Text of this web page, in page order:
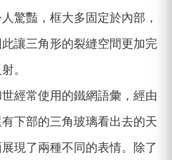
驚豔，框大多固定於內部，
讓三角形的裂縫空間更加完
。
經常使用的鐵網語彙，經由
下部的三角玻璃看出去的天
現了兩種不同的表情。除了